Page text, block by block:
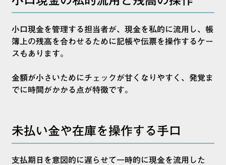
小口現金を管理する担当者が、現金を私的に流用し、帳
簿上の残高を合わせるために記帳や伝票を操作するケー
スもあります。
金額が小さいためにチェックが甘くなりやすく、発覚ま
でに時間がかかる点が特徴です。
未払い金や在庫を操作する手口
支払期日を意図的に遅らせて一時的に現金を流用した